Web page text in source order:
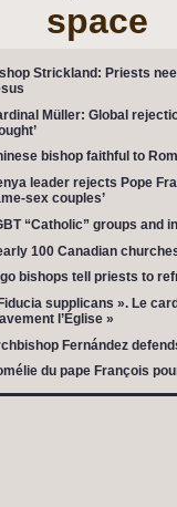
space
Strickland: Priests
Müller: Global
bishop faithful to
leader rejects Pope
sex couples’
“Catholic” groups and
100 Canadian
bishops tell priests to
supplicans ». Le
l’Église »
Fernández
du pape François